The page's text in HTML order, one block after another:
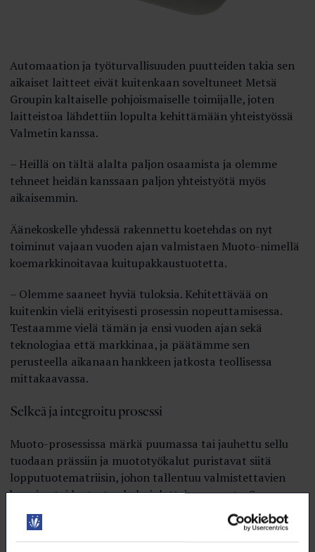
Automaation ja työturvallisuuden puutteiden takia sen
aikaiset laitteet eivät kuitenkaan soveltuneet Metsä
Groupin kaltaiselle pohjoismaiselle toimijalle, joten
laitteistoa lähdettiin lopulta kehittämään yhteistyössä
Valmetin kanssa.
– Heillä on tältä alalta paljon osaamista ja olemme
tehneet heidän kanssaan paljon yhteistyötä myös
aikaisemmin.
Äänekoskelle yhdessä rakennettu koetehdas on nyt
toiminut vajaan vuoden ajan valmistaen Muoto-­nimellä
koemarkkinoitavaa kuitupakkaustuotetta.
– Olemme saaneet hyviä tuloksia. Kehitettävää on
kuitenkin vielä erityisesti prosessin nopeuttamisessa.
Testaamme vielä tämän ja ensi vuoden ajan sekä
teknologiaa että markkinaa, ja päätämme sen
perusteella aikanaan hankkeen jatkosta teollisessa
mittakaavassa.
Selkeä ja integroitu prosessi
Muoto-prosessissa märkä puumassa tai jauhettu sellu
tuodaan prässiin ja muototyökalut puristavat siitä
lopputuotematriisin, johon tallentuu valmistettavien
kuppien tai lautasten kolmiulotteinen muoto. Sen
jälkeen tästä märästä ja muotoon puristetusta
kuitumatosta poistetaan kuivauksessa kaikki vesi.